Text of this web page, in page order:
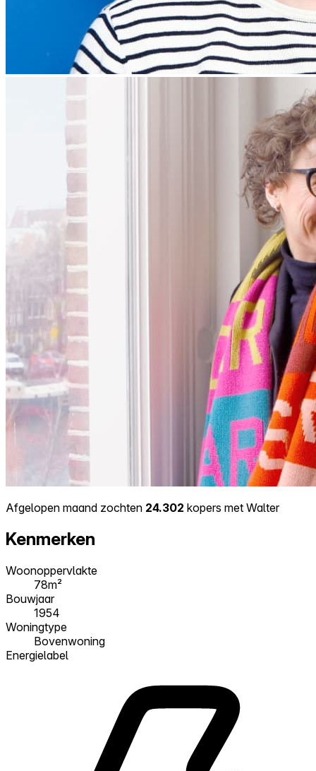
Afgelopen maand zochten 24.302 kopers met Walter
Kenmerken
Woonoppervlakte
78m²
Bouwjaar
1954
Woningtype
Bovenwoning
Energielabel